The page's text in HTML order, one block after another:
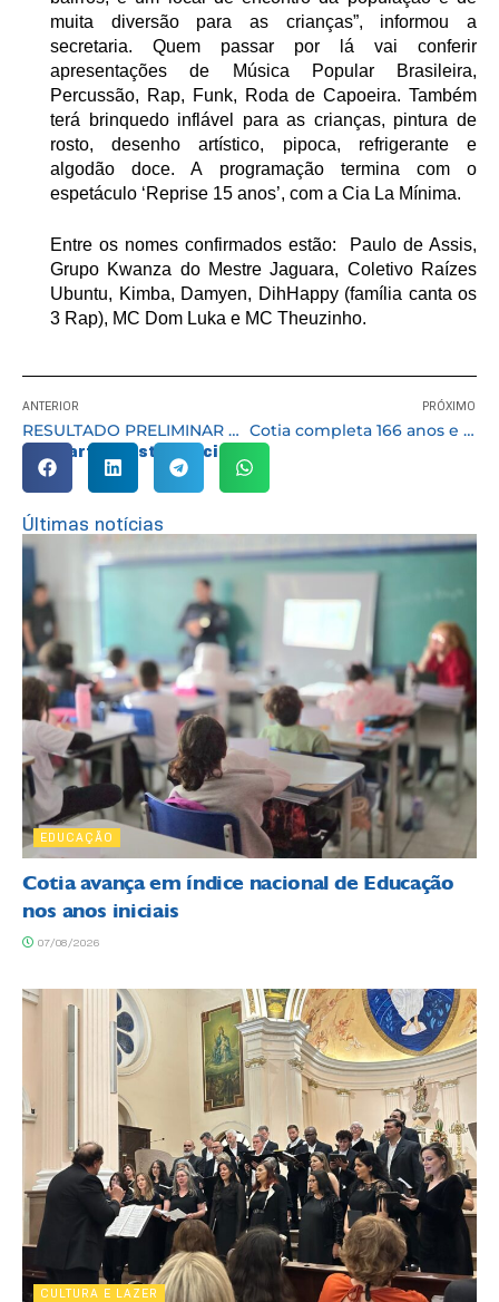
muita diversão para as crianças”, informou a
secretaria. Quem passar por lá vai conferir
apresentações de Música Popular Brasileira,
Percussão, Rap, Funk, Roda de Capoeira. Também
terá brinquedo inflável para as crianças, pintura de
rosto, desenho artístico, pipoca, refrigerante e
algodão doce. A programação termina com o
espetáculo ‘Reprise 15 anos’, com a Cia La Mínima.
Entre os nomes confirmados estão: Paulo de Assis,
Grupo Kwanza do Mestre Jaguara, Coletivo Raízes
Ubuntu, Kimba, Damyen, DihHappy (família canta os
3 Rap), MC Dom Luka e MC Theuzinho.
ANTERIOR
RESULTADO PRELIMINAR DA ABERTURA E JULGAMENTO da PREV. COMPLEMENTAR
PRÓXIMO
Cotia completa 166 anos e gestão municipal celebra com conquistas para a população
Compartilhe esta notícia:
Últimas notícias
EDUCAÇÃO
Cotia avança em índice nacional de Educação
nos anos iniciais
07/08/2026
CULTURA E LAZER